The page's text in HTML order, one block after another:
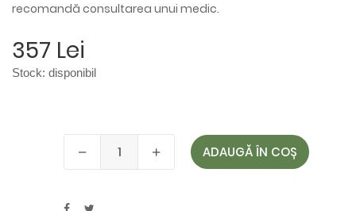
recomandă consultarea unui medic.
357 Lei
Stock: disponibil
ADAUGĂ ÎN COȘ